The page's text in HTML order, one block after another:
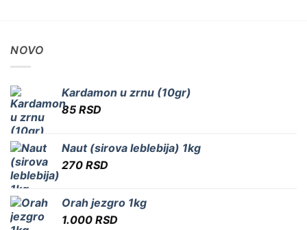
NOVO
Kardamon u zrnu (10gr)
85 RSD
Naut (sirova leblebija) 1kg
270 RSD
Orah jezgro 1kg
1.000 RSD